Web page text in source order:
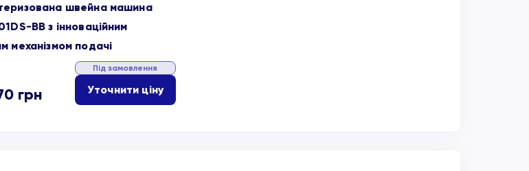
швейна машина
BB з інноваційним
механізмом подачі
грн
Під замовлення
Уточнити ціну